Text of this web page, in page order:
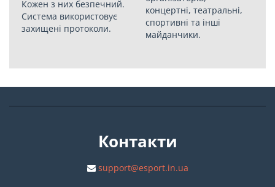
Кожен з них безпечний.
Система використовує
захищені протоколи.
концертні, театральні,
спортивні та інші
майданчики.
Контакти
support@esport.in.ua